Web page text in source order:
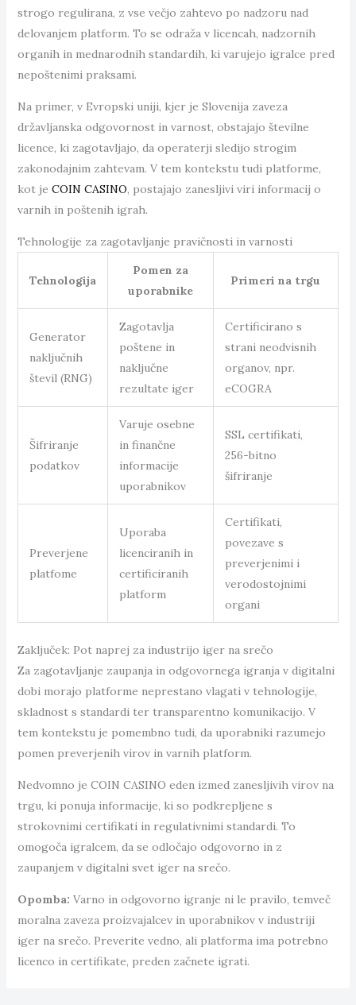
strogo regulirana, z vse večjo zahtevo po nadzoru nad
delovanjem platform. To se odraža v licencah, nadzornih
organih in mednarodnih standardih, ki varujejo igralce pred
nepoštenimi praksami.
Na primer, v Evropski uniji, kjer je Slovenija zaveza
državljanska odgovornost in varnost, obstajajo številne
licence, ki zagotavljajo, da operaterji sledijo strogim
zakonodajnim zahtevam. V tem kontekstu tudi platforme,
kot je COIN CASINO, postajajo zanesljivi viri informacij o
varnih in poštenih igrah.
Tehnologije za zagotavljanje pravičnosti in varnosti
Tehnologija
Pomen za
uporabnike
Primeri na trgu
Generator
naključnih
števil (RNG)
Zagotavlja
poštene in
naključne
rezultate iger
Certificirano s
strani neodvisnih
organov, npr.
eCOGRA
Šifriranje
podatkov
Varuje osebne
in finančne
informacije
uporabnikov
SSL certifikati,
256-bitno
šifriranje
Preverjene
platfome
Uporaba
licenciranih in
certificiranih
platform
Certifikati,
povezave s
preverjenimi i
verodostojnimi
organi
Zaključek: Pot naprej za industrijo iger na srečo
Za zagotavljanje zaupanja in odgovornega igranja v digitalni
dobi morajo platforme neprestano vlagati v tehnologije,
skladnost s standardi ter transparentno komunikacijo. V
tem kontekstu je pomembno tudi, da uporabniki razumejo
pomen preverjenih virov in varnih platform.
Nedvomno je COIN CASINO eden izmed zanesljivih virov na
trgu, ki ponuja informacije, ki so podkrepljene s
strokovnimi certifikati in regulativnimi standardi. To
omogoča igralcem, da se odločajo odgovorno in z
zaupanjem v digitalni svet iger na srečo.
Opomba: Varno in odgovorno igranje ni le pravilo, temveč
moralna zaveza proizvajalcev in uporabnikov v industriji
iger na srečo. Preverite vedno, ali platforma ima potrebno
licenco in certifikate, preden začnete igrati.